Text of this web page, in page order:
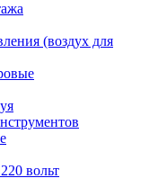
(воздух для
вольт